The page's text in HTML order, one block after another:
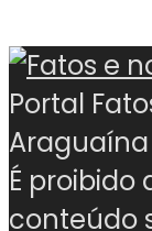
Portal
É
conteúdo